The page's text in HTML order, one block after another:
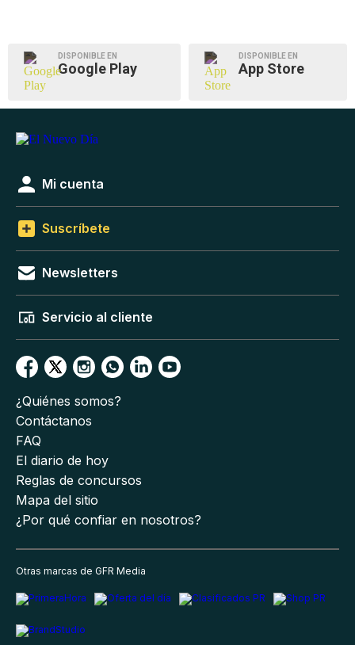
DISPONIBLE EN
Google Play
DISPONIBLE EN
App Store
Mi cuenta
Suscríbete
Newsletters
Servicio al cliente
¿Quiénes somos?
Contáctanos
FAQ
El diario de hoy
Reglas de concursos
Mapa del sitio
¿Por qué confiar en nosotros?
Otras marcas de GFR Media